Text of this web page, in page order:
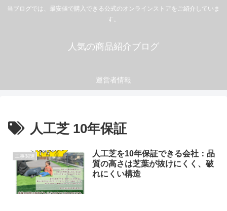
当ブログでは、最安値で購入できる公式のオンラインストアをご紹介していま
す。
人気の商品紹介ブログ
運営者情報
人工芝 10年保証
工事関連
人工芝を10年保証できる会社：品
質の高さは芝葉が抜けにくく、破
れにくい構造